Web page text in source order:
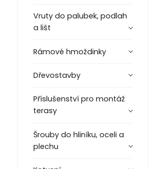
Vruty do palubek, podlah
a lišt
Rámové hmoždinky
Dřevostavby
Příslušenství pro montáž
terasy
Šrouby do hliníku, oceli a
plechu